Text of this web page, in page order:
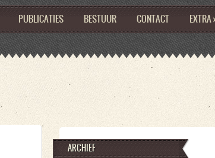
PUBLICATIES
PUBLICATIES
BESTUUR
BESTUUR
CONTACT
CONTACT
EXTRA
EXTRA
ARCHIEF